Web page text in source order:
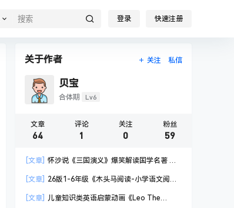
登录 快速注册
关于作者 关注 私信
贝宝
合体期 Lv6
文章
64
评论
1
关注
0
粉丝
59
[文章]
怀沙说《三国演义》爆笑解读国学名著 第
[文章]
26版1-6年级《木头马阅读-小学语文阅读
[文章]
儿童知识类英语启蒙动画《Leo The